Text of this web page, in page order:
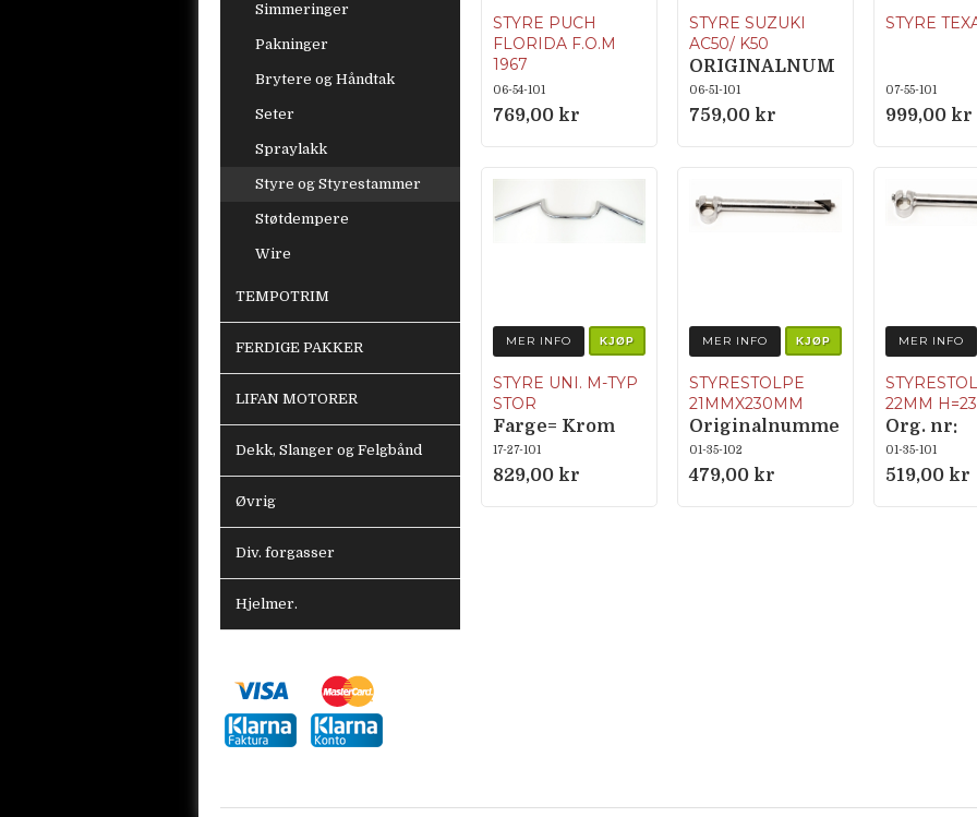
Simmeringer
Pakninger
Brytere og Håndtak
Seter
Spraylakk
Styre og Styrestammer
Støtdempere
Wire
TEMPOTRIM
FERDIGE PAKKER
LIFAN MOTORER
Dekk, Slanger og Felgbånd
Øvrig
Div. forgasser
Hjelmer.
STYRE PUCH
FLORIDA F.O.M
1967
352.1.32.400.2
06-54-101
769,00 kr
STYRE SUZUKI
AC50/ K50
ORIGINALNUM
MER 56111-
21002
06-51-101
759,00 kr
STYRE
07-55-101
999,00 kr
MER INFO KJØP
STYRE UNI. M-TYP
STOR
Farge= Krom
Bredde= 620mm
Høyde= 100mm
17-27-101
829,00 kr
MER INFO KJØP
STYRESTOLPE
21MMX230MM
Originalnumme
r MCB: 24870 /
24872
01-35-102
479,00 kr
MER INFO
22MM
Org. nr:
01-35-101
519,00 kr